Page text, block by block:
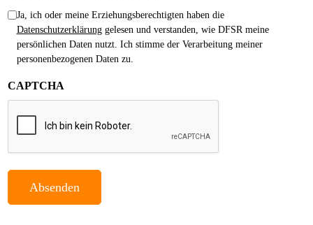
Ja, ich oder meine Erziehungsberechtigten haben die
Datenschutzerklärunggelesen und verstanden, wie DFSR meine
persönlichen Daten nutzt. Ich stimme der Verarbeitung meiner
personenbezogenen Daten zu.
CAPTCHA